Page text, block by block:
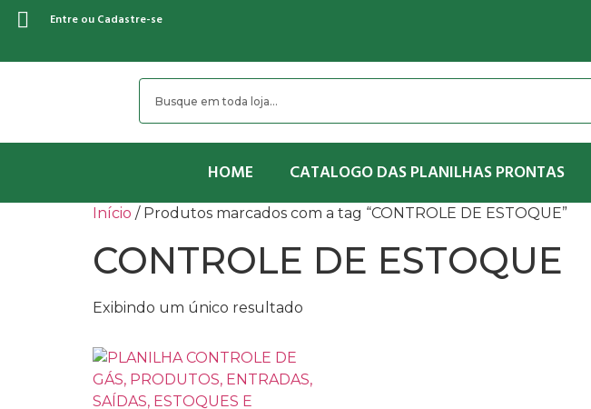
Entre ou Cadastre-se
HOME CATALOGO DAS PLANILHAS PRONTAS
Início / Produtos marcados com a tag “CONTROLE DE ESTOQUE”
CONTROLE DE ESTOQUE
Exibindo um único resultado